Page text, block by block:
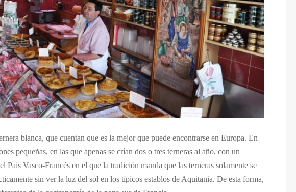
blanca, que cuentan que es la mejor que puede encontrarse en Europa. En
pequeñas, en las que apenas se crían dos o tres terneras al año, con un
País Vasco-Francés en el que la tradición manda que las terneras solamente se
sin ver la luz del sol en los típicos establos de Aquitania. De esta forma,